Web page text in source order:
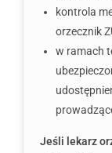
kontrola
orzecznik
w ramach
Jeśli lekarz